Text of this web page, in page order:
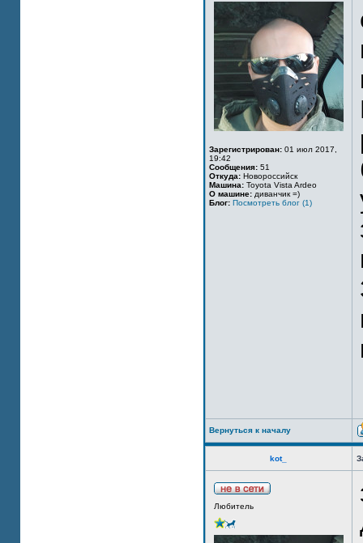
Зарегистрирован: 01 июл 2017,
19:42
Сообщения: 51
Откуда: Новороссийск
Машина: Toyota Vista Ardeo
О машине: диванчик =)
Блог: Посмотреть блог (1)
Вернуться к началу
kot_
Любитель